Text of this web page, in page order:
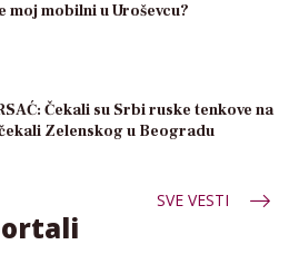
moj mobilni u Uroševcu?
Čekali su Srbi ruske tenkove na
Zelenskog u Beogradu
SVE VESTI